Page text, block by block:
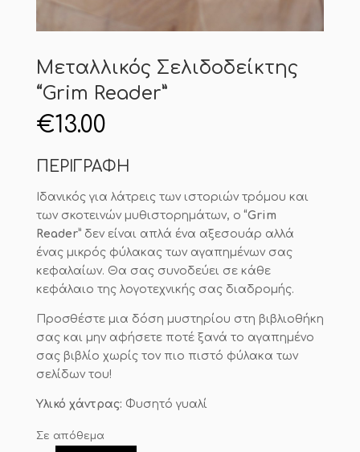
Μεταλλικός Σελιδοδείκτης
“Grim Reader”
€13.00
ΠΕΡΙΓΡΑΦΗ
Ιδανικός για λάτρεις των ιστοριών τρόμου και
των σκοτεινών μυθιστορημάτων, ο“Grim
Reader”δεν είναι απλά ένα αξεσουάρ αλλά
ένας μικρός φύλακας των αγαπημένων σας
κεφαλαίων. Θα σας συνοδεύει σε κάθε
κεφάλαιο της λογοτεχνικής σας διαδρομής.
Προσθέστε μια δόση μυστηρίου στη βιβλιοθήκη
σας και μην αφήσετε ποτέ ξανά το αγαπημένο
σας βιβλίο χωρίς τον πιο πιστό φύλακα των
σελίδων του!
Υλικό χάντρας: Φυσητό γυαλί
Σε απόθεμα